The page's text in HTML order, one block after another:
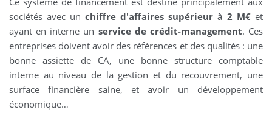
sociétés avec un chiffre d'affaires supérieur à 2 M€ et
ayant en interne un service de crédit-management. Ces
entreprises doivent avoir des références et des qualités : une
bonne assiette de CA, une bonne structure comptable
interne au niveau de la gestion et du recouvrement, une
surface financière saine, et avoir un développement
économique…